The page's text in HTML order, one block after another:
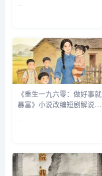
...
《重生一九六零：做好事就
暴富》小说改编短剧解说文
...